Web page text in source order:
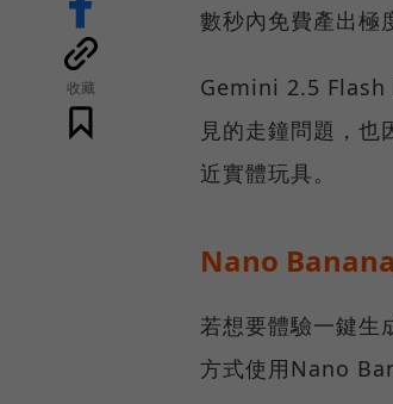
收藏
數秒內免費產出極
Gemini 2.5 Flash
見的走鐘問題，
近實體玩具。
Nano
若想要體驗一鍵生
方式使用Nano